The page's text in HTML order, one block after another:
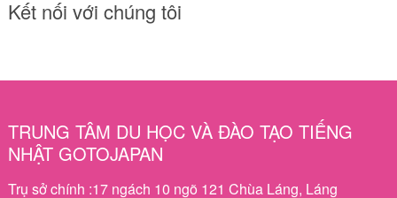
Kết nối với chúng tôi
TRUNG TÂM DU HỌC VÀ ĐÀO TẠO TIẾNG
NHẬT GOTOJAPAN
Trụ sở chính :17 ngách 10 ngõ 121 Chùa Láng, Láng